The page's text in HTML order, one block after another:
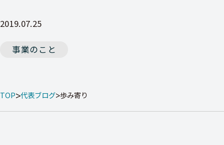
2019.07.25
事業のこと
TOP 代表ブログ 歩み寄り